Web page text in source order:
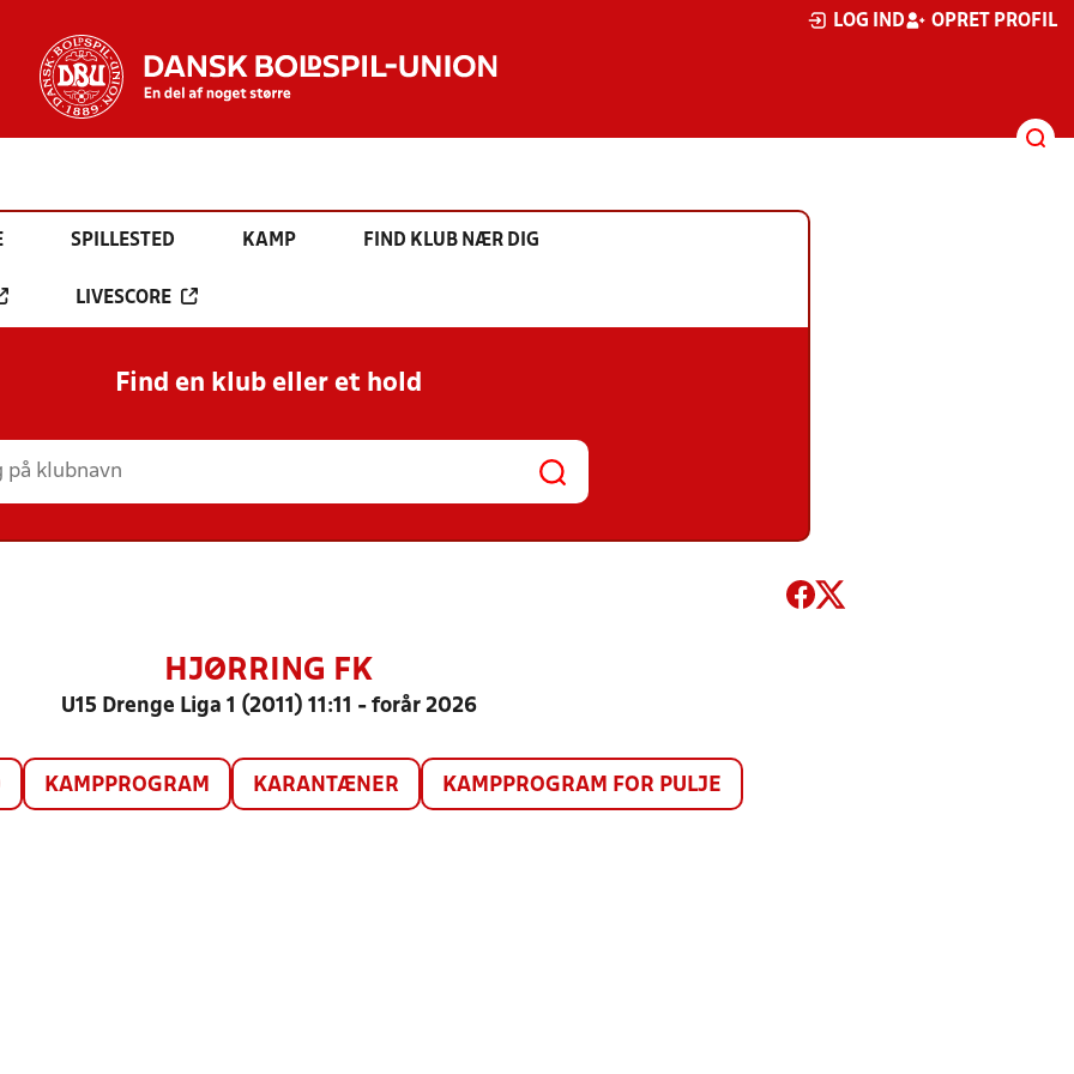
LOG IND OPRET PROFIL
SPILLESTED KAMP FIND KLUB NÆR DIG
LIVESCORE
Find en klub eller et hold
HJØRRING FK
U15 Drenge Liga 1 (2011) 11:11 - forår 2026
KAMPPROGRAM KARANTÆNER KAMPPROGRAM FOR PULJE